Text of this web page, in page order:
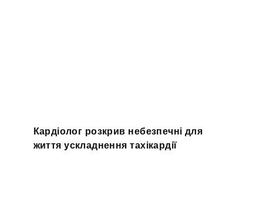
Кардіолог розкрив небезпечні для
життя ускладнення тахікардії